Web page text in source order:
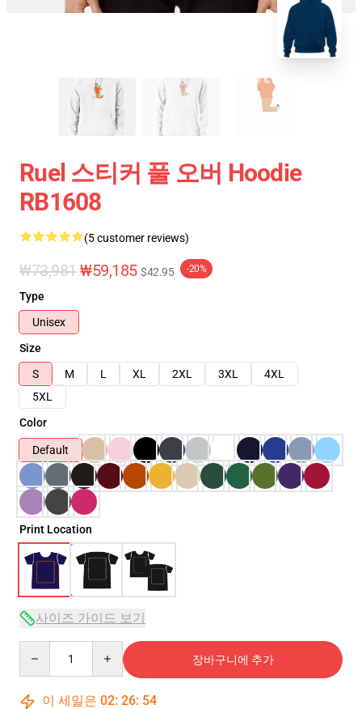
Ruel 스티커 풀 오버 Hoodie
RB1608
(5 customer reviews)
₩73,981 ₩59,185 $42.95 -20%
Type
Unisex
Size
S
M L XL 2XL 3XL
4XL
5XL
Color
Default
Print Location
사이즈 가이드 보기
장바구니에 추가
이 세일은 02: 26: 54